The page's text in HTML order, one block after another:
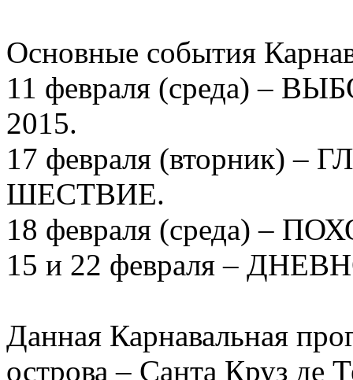
Основные события
11 февраля (среда) –
2015.
17 февраля (вторник)
ШЕСТВИЕ.
18 февраля (среда) –
15 и 22 февраля –
Данная Карнавальная
острова – Санта Круз де